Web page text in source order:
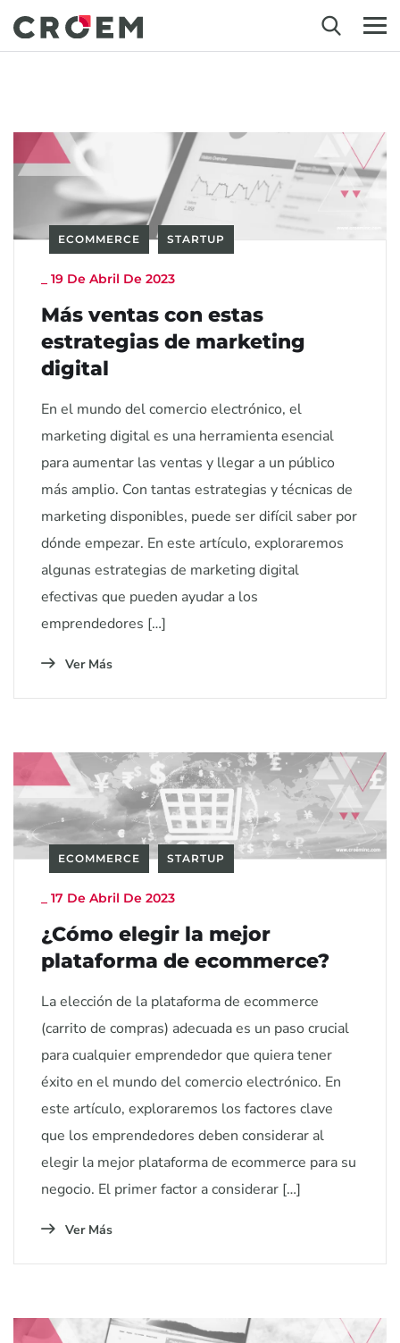
ECOMMERCE STARTUP
19 De Abril De 2023
Más ventas con estas
estrategias de marketing
digital
En el mundo del comercio electrónico, el
marketing digital es una herramienta esencial
para aumentar las ventas y llegar a un público
más amplio. Con tantas estrategias y técnicas de
marketing disponibles, puede ser difícil saber por
dónde empezar. En este artículo, exploraremos
algunas estrategias de marketing digital
efectivas que pueden ayudar a los
emprendedores […]
Ver Más
ECOMMERCE STARTUP
17 De Abril De 2023
¿Cómo elegir la mejor
plataforma de ecommerce?
La elección de la plataforma de ecommerce
(carrito de compras) adecuada es un paso crucial
para cualquier emprendedor que quiera tener
éxito en el mundo del comercio electrónico. En
este artículo, exploraremos los factores clave
que los emprendedores deben considerar al
elegir la mejor plataforma de ecommerce para su
negocio. El primer factor a considerar […]
Ver Más